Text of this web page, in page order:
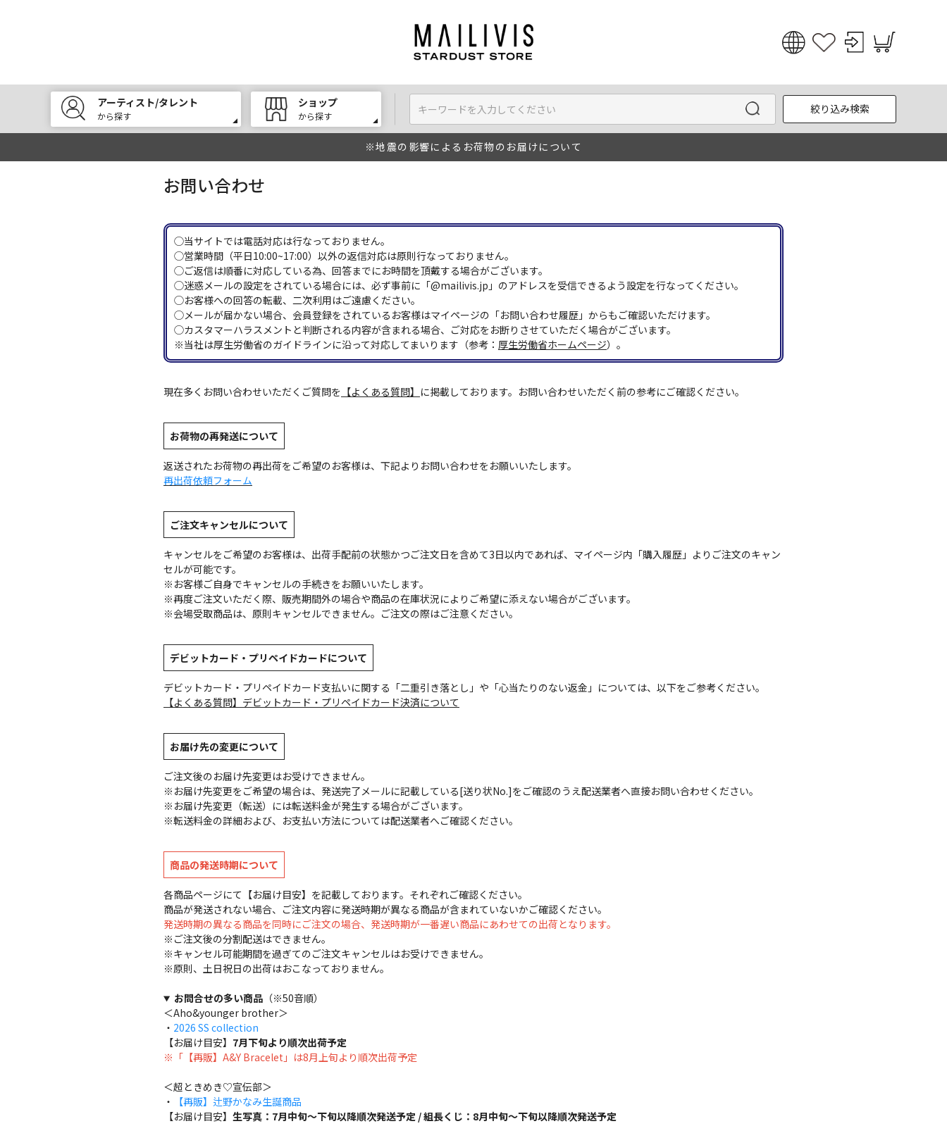
English
한국어
アーティスト/タレント
から探す
ショップ
から探す
絞り込み検索
※地震の影響によるお荷物のお届けについて
お問い合わせ
◯当サイトでは電話対応は行なっておりません。
◯営業時間（平日10:00~17:00）以外の返信対応は原則行なっておりません。
◯ご返信は順番に対応している為、回答までにお時間を頂戴する場合がございます。
◯迷惑メールの設定をされている場合には、必ず事前に「@mailivis.jp」のアドレスを受信できるよう設定を行なってください。
◯お客様への回答の転載、二次利用はご遠慮ください。
◯メールが届かない場合、会員登録をされているお客様はマイページの「お問い合わせ履歴」からもご確認いただけます。
◯カスタマーハラスメントと判断される内容が含まれる場合、ご対応をお断りさせていただく場合がございます。
※当社は厚生労働省のガイドラインに沿って対応してまいります（参考： 厚生労働省ホームページ）。
現在多くお問い合わせいただくご質問を 【よくある質問】 に掲載しております。お問い合わせいただく前の参考にご確認ください。
お荷物の再発送について
返送されたお荷物の再出荷をご希望のお客様は、下記よりお問い合わせをお願いいたします。
再出荷依頼フォーム
ご注文キャンセルについて
キャンセルをご希望のお客様は、出荷手配前の状態かつご注文日を含めて3日以内であれば、マイページ内「購入履歴」よりご注文のキャン
セルが可能です。
※お客様ご自身でキャンセルの手続きをお願いいたします。
※再度ご注文いただく際、販売期間外の場合や商品の在庫状況によりご希望に添えない場合がございます。
※会場受取商品は、原則キャンセルできません。ご注文の際はご注意ください。
デビットカード・プリペイドカードについて
デビットカード・プリペイドカード支払いに関する「二重引き落とし」や「心当たりのない返金」については、以下をご参考ください。
【よくある質問】デビットカード・プリペイドカード決済について
お届け先の変更について
ご注文後のお届け先変更はお受けできません。
※お届け先変更をご希望の場合は、発送完了メールに記載している[送り状No.]をご確認のうえ配送業者へ直接お問い合わせください。
※お届け先変更（転送）には転送料金が発生する場合がございます。
※転送料金の詳細および、お支払い方法については配送業者へご確認ください。
商品の発送時期について
各商品ページにて【お届け目安】を記載しております。それぞれご確認ください。
商品が発送されない場合、ご注文内容に発送時期が異なる商品が含まれていないかご確認ください。
発送時期の異なる商品を同時にご注文の場合、発送時期が一番遅い商品にあわせての出荷となります。
※ご注文後の分割配送はできません。
※キャンセル可能期間を過ぎてのご注文キャンセルはお受けできません。
※原則、土日祝日の出荷はおこなっておりません。
お問合せの多い商品（※50音順）
＜Aho&younger brother＞
・ 2026 SS collection
【お届け目安】 7月下旬より順次出荷予定
※「【再販】A&Y Bracelet」は8月上旬より順次出荷予定
＜超ときめき♡宣伝部＞
・
【再販】辻野かなみ生誕商品
【お届け目安】 生写真：7月中旬～下旬以降順次発送予定 / 組長くじ：8月中旬～下旬以降順次発送予定